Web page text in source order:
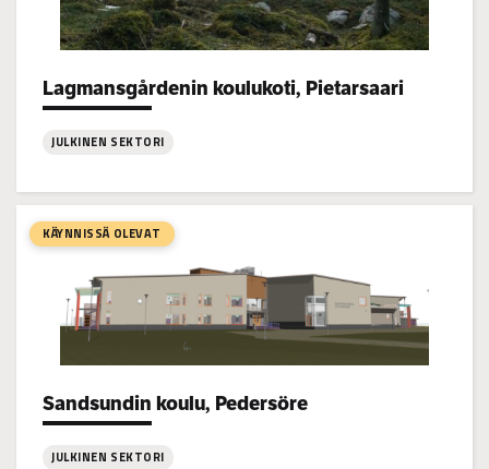
Lagmansgårdenin koulukoti, Pietarsaari
Project types:
JULKINEN SEKTORI
Lagmansgårdenin
koulukoti,
Pietarsaari
KÄYNNISSÄ OLEVAT
Sandsundin koulu, Pedersöre
Project types:
JULKINEN SEKTORI